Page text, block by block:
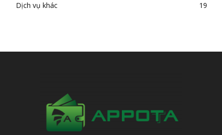
Dịch vụ khác
19